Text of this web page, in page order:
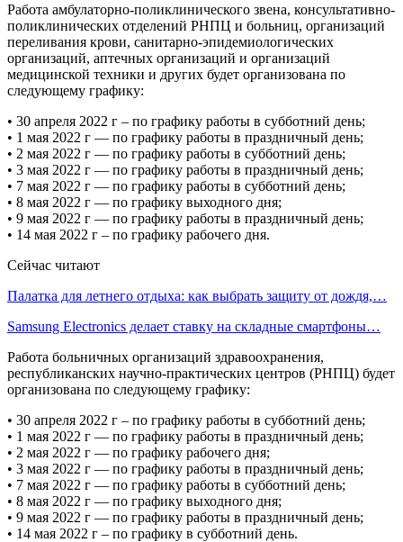
Работа амбулаторно-поликлинического звена, консультативно-
поликлинических отделений РНПЦ и больниц, организаций
переливания крови, санитарно-эпидемиологических
организаций, аптечных организаций и организаций
медицинской техники и других будет организована по
следующему графику:
• 30 апреля 2022 г – по графику работы в субботний день;
• 1 мая 2022 г — по графику работы в праздничный день;
• 2 мая 2022 г — по графику работы в субботний день;
• 3 мая 2022 г — по графику работы в праздничный день;
• 7 мая 2022 г — по графику работы в субботний день;
• 8 мая 2022 г — по графику выходного дня;
• 9 мая 2022 г — по графику работы в праздничный день;
• 14 мая 2022 г – по графику рабочего дня.
Сейчас читают
Палатка для летнего отдыха: как выбрать защиту от дождя,…
Samsung Electronics делает ставку на складные смартфоны…
Работа больничных организаций здравоохранения,
республиканских научно-практических центров (РНПЦ) будет
организована по следующему графику:
• 30 апреля 2022 г – по графику работы в субботний день;
• 1 мая 2022 г — по графику работы в праздничный день;
• 2 мая 2022 г — по графику рабочего дня;
• 3 мая 2022 г — по графику работы в праздничный день;
• 7 мая 2022 г — по графику работы в субботний день;
• 8 мая 2022 г — по графику выходного дня;
• 9 мая 2022 г — по графику работы в праздничный день;
• 14 мая 2022 г – по графику в субботний день.